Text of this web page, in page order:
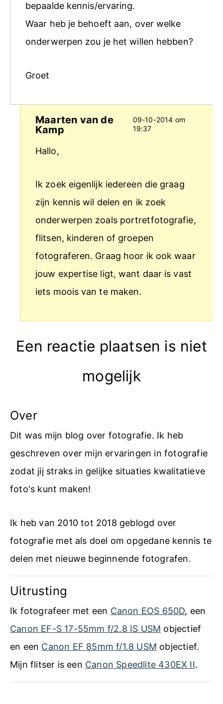
bepaalde kennis/ervaring.
Waar heb je behoeft aan, over welke
onderwerpen zou je het willen hebben?
Groet
Maarten van de
Kamp
09-10-2014 om
19:37
Hallo,
Ik zoek eigenlijk iedereen die graag
zijn kennis wil delen en ik zoek
onderwerpen zoals portretfotografie,
flitsen, kinderen of groepen
fotograferen. Graag hoor ik ook waar
jouw expertise ligt, want daar is vast
iets moois van te maken.
Een reactie plaatsen is niet
mogelijk
Over
Dit was mijn blog over fotografie. Ik heb
geschreven over mijn ervaringen in fotografie
zodat jij straks in gelijke situaties kwalitatieve
foto's kunt maken!
Ik heb van 2010 tot 2018 geblogd over
fotografie met als doel om opgedane kennis te
delen met nieuwe beginnende fotografen.
Uitrusting
Ik fotografeer met een Canon EOS 650D, een
Canon EF-S 17-55mm f/2.8 IS USM objectief
en een Canon EF 85mm f/1.8 USM objectief.
Mijn flitser is een Canon Speedlite 430EX II.